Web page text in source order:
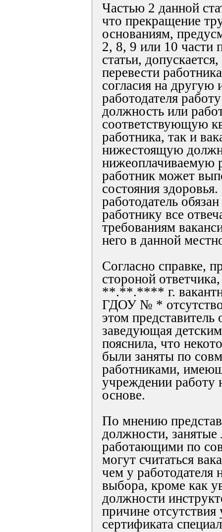
Частью 2 данной
что прекращение
основаниям,
2, 8, 9 или 10 части
статьи,
перевести
согласия на
работодателя
должность или
соответствующую
работника, так и
нижестоящую
нижеоплачиваемую
работник может
состояния
работодатель
работнику все
требованиям
него в данной
Согласно справке,
стороной
**.**.**** г.
ГДОУ № *
этом представитель
заведующая
пояснила, что
были заняты по
работниками,
учреждении работу
основе.
По мнению
должности, занятые
работающими по
могут считаться
чем у работодателя
выбора, кроме как
должности
причине отсутствия
сертификата